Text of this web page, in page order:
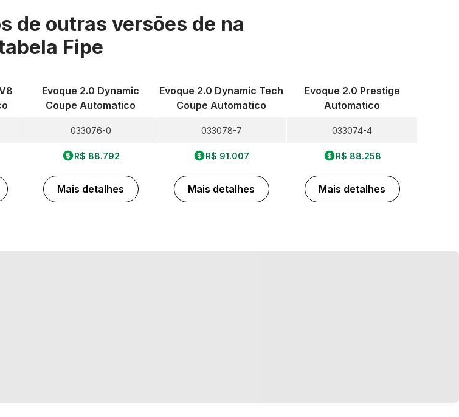
de outras versões de na
Fipe
Evoque 2.0 Dynamic
Coupe Automatico
033076-0
R$ 88.792
Mais detalhes
Evoque 2.0 Dynamic Tech
Coupe Automatico
033078-7
R$ 91.007
Mais detalhes
Evoque 2.0 Prestige
Automatico
033074-4
R$ 88.258
Mais detalhes